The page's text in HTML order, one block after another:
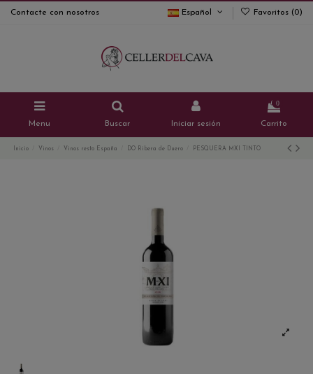
Contacte con nosotros Español Favoritos (0)
Menu Buscar Iniciar sesión
0
Carrito
Inicio Vinos Vinos resto España DO Ribera de Duero PESQUERA MXI TINTO